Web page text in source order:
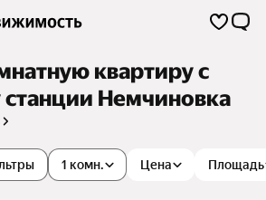
квартиру с
Немчиновка
1 комн. Цена Площадь